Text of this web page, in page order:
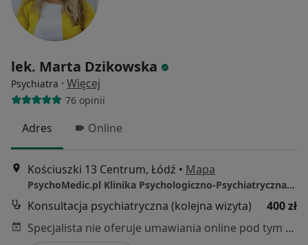
lek. Marta Dzikowska
Psychiatra · Więcej
76 opinii
Adres Online
Kościuszki 13 Centrum, Łódź • Mapa
PsychoMedic.pl Klinika Psychologiczno-Psychiatryczna Łódź (al. T. Kościuszki 13, Centrum)
Konsultacja psychiatryczna (kolejna wizyta)
400 zł
Specjalista nie oferuje umawiania online pod tym adresem.